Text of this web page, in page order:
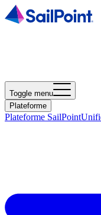
Toggle menu
Plateforme
Plateforme SailPoint